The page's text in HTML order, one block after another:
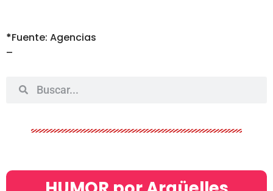
*Fuente: Agencias
–